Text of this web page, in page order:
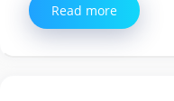
Read more